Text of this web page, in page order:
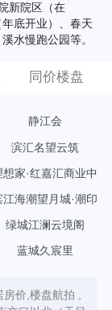
新院区（在
底开业）、春天
水慢跑公园等。
同价楼盘
静江会
滨汇名望云筑
想家·红嘉汇商业中
江海潮望月城·潮印
绿城江澜云境阁
蓝城久宸里
价,楼盘航拍 ,